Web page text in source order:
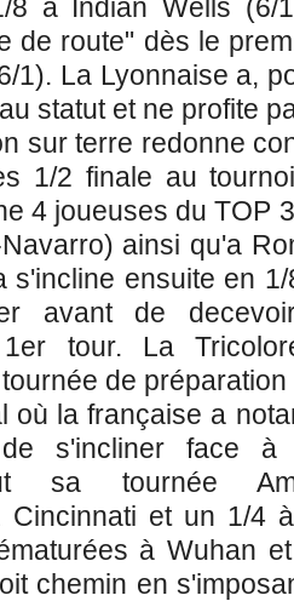
à Indian Wells (6/
de route" dès le
1). La Lyonnaise a,
statut et ne profite
sur terre redonne
1/2 finale au
4 joueuses du TOP
ainsi qu'a
s'incline ensuite en
avant de
tour. La
de
où la française a
s'incliner face à
sa tournée
Cincinnati et un 1/4
à Wuhan
chemin en